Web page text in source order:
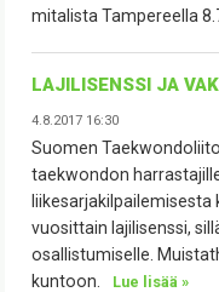
mitalista Tampereella
LAJILISENSSI JA
4.8.2017 16:30
Suomen
taekwondon
vuosittain lajilisenssi,
osallistumiselle.
kuntoon.
Lue lisää »